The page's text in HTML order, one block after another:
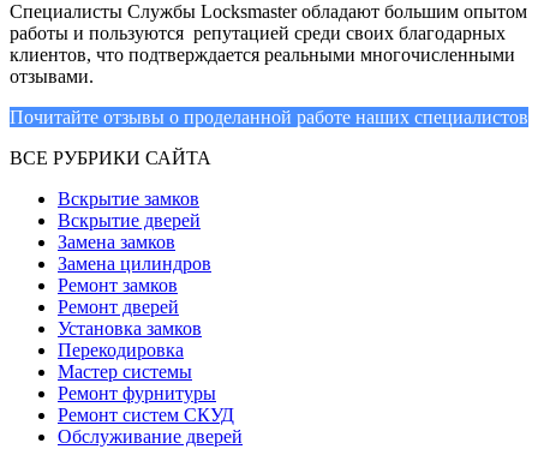
Специалисты Службы Locksmaster обладают большим опытом
работы и пользуются репутацией среди своих благодарных
клиентов, что подтверждается реальными многочисленными
отзывами.
Почитайте отзывы о проделанной работе наших специалистов
ВСЕ РУБРИКИ САЙТА
Вскрытие замков
Вскрытие дверей
Замена замков
Замена цилиндров
Ремонт замков
Ремонт дверей
Установка замков
Перекодировка
Мастер системы
Ремонт фурнитуры
Ремонт систем СКУД
Обслуживание дверей